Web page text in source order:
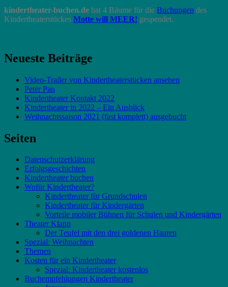
kindertheater-buchen.de hat 4 Bäume für die Buchungen des
Kindertheaterstückes Motte will MEER! gespendet.
Neueste Beiträge
Video-Trailer von Kindertheaterstücken ansehen
Peter Pan
Kindertheater Kontakt 2022
Kindertheater in 2022 – Ein Ausblick
Weihnachtssaison 2021 (fast komplett) ausgebucht
Seiten
Datenschutzerklärung
Erfolgsgeschichten
Kindertheater buchen
Wofür Kindertheater?
Kindertheater für Grundschulen
Kindertheater für Kindergärten
Vorteile mobiler Bühnen für Schulen und Kindergärten
Theater Klann
Der Teufel mit den drei goldenen Haaren
Spezial: Weihnachten
Themen
Kosten für ein Kindertheater
Spezial: Kindertheater kostenlos
Buchempfehlungen Kindertheater